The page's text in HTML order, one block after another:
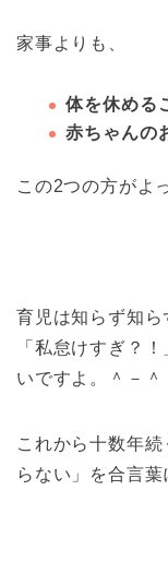
家事よりも、
体を休める
赤ちゃんの
この2つの方がよ
育児は知らず知ら
「私怠けすぎ？
いですよ。＾－＾
これから十数年
らない」を合言